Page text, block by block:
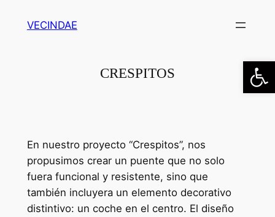
VECINDAE
CRESPITOS
En nuestro proyecto “Crespitos”, nos
propusimos crear un puente que no solo
fuera funcional y resistente, sino que
también incluyera un elemento decorativo
distintivo: un coche en el centro. El diseño
Abrir